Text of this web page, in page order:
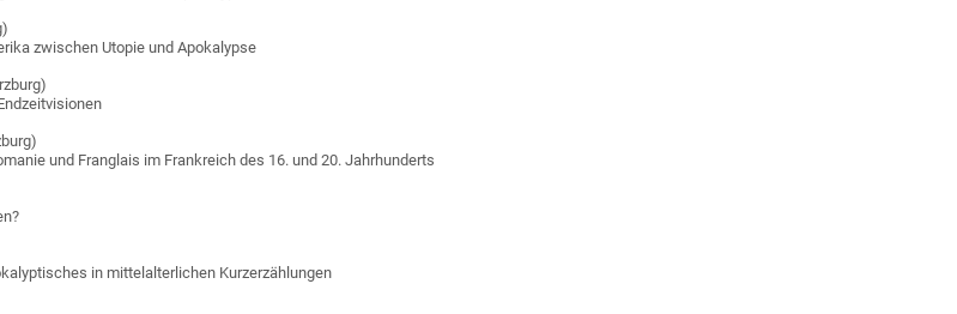
zwischen Utopie und Apokalypse
und Franglais im Frankreich des 16. und 20. Jahrhunderts
in mittelalterlichen Kurzerzählungen